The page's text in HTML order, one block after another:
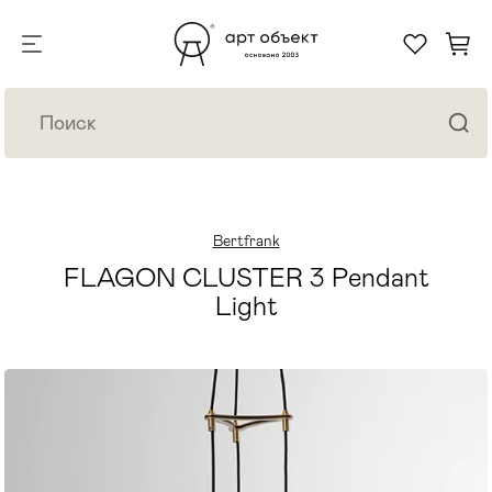
Bertfrank
FLAGON CLUSTER 3 Pendant
Light